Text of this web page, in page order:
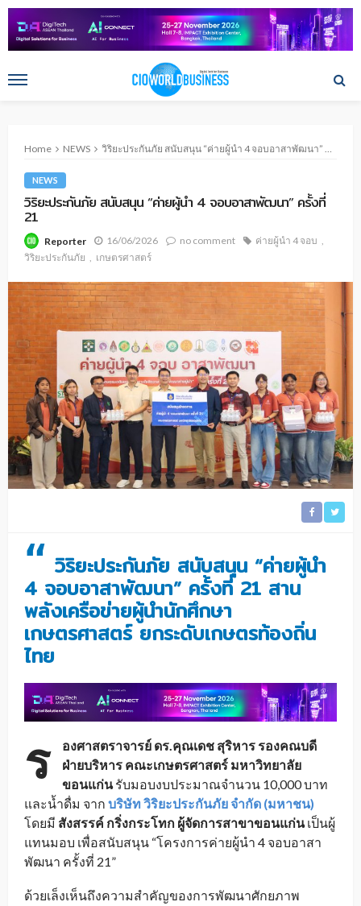
Home NEWS วิริยะประกันภัย สนับสนุน “ค่ายผู้นำ 4 จอบอาสาพัฒนา” ครั้งที่ 21
NEWS
วิริยะประกันภัย สนับสนุน “ค่ายผู้นำ 4 จอบอาสาพัฒนา” ครั้งที่
21
Reporter 16/06/2026 no comment
ค่ายผู้นำ 4 จอบ
วิริยะประกันภัย
เกษตรศาสตร์
“ วิริยะประกันภัย สนับสนุน “ค่ายผู้นำ
4 จอบอาสาพัฒนา” ครั้งที่ 21 สาน
พลังเครือข่ายผู้นำนักศึกษา
เกษตรศาสตร์ ยกระดับเกษตรท้องถิ่น
ไทย
ร
องศาสตราจารย์ ดร.คุณเดช สุริหาร รองคณบดี
ฝ่ายบริหาร คณะเกษตรศาสตร์ มหาวิทยาลัย
ขอนแก่นรับมอบงบประมาณจำนวน 10,000 บาท
และน้ำดื่ม จาก บริษัท วิริยะประกันภัย จำกัด (มหาชน)
โดยมี สังสรรค์ กริ่งกระโทก ผู้จัดการสาขาขอนแก่นเป็นผู้
แทนมอบ เพื่อสนับสนุน “โครงการค่ายผู้นำ 4 จอบอาสา
พัฒนา ครั้งที่ 21”
ด้วยเล็งเห็นถึงความสำคัญของการพัฒนาศักยภาพ